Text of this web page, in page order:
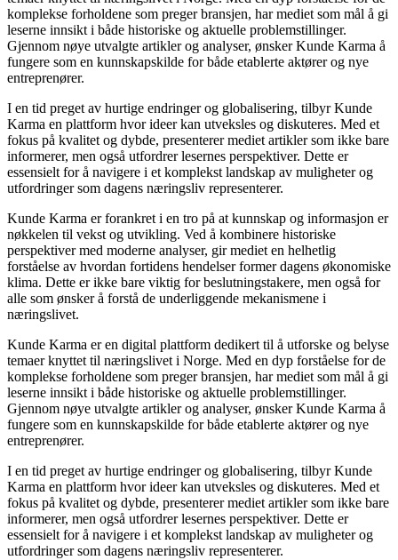
komplekse forholdene som preger bransjen, har mediet som mål å gi
leserne innsikt i både historiske og aktuelle problemstillinger.
Gjennom nøye utvalgte artikler og analyser, ønsker Kunde Karma å
fungere som en kunnskapskilde for både etablerte aktører og nye
entreprenører.
I en tid preget av hurtige endringer og globalisering, tilbyr Kunde
Karma en plattform hvor ideer kan utveksles og diskuteres. Med et
fokus på kvalitet og dybde, presenterer mediet artikler som ikke bare
informerer, men også utfordrer lesernes perspektiver. Dette er
essensielt for å navigere i et komplekst landskap av muligheter og
utfordringer som dagens næringsliv representerer.
Kunde Karma er forankret i en tro på at kunnskap og informasjon er
nøkkelen til vekst og utvikling. Ved å kombinere historiske
perspektiver med moderne analyser, gir mediet en helhetlig
forståelse av hvordan fortidens hendelser former dagens økonomiske
klima. Dette er ikke bare viktig for beslutningstakere, men også for
alle som ønsker å forstå de underliggende mekanismene i
næringslivet.
Kunde Karma er en digital plattform dedikert til å utforske og belyse
temaer knyttet til næringslivet i Norge. Med en dyp forståelse for de
komplekse forholdene som preger bransjen, har mediet som mål å gi
leserne innsikt i både historiske og aktuelle problemstillinger.
Gjennom nøye utvalgte artikler og analyser, ønsker Kunde Karma å
fungere som en kunnskapskilde for både etablerte aktører og nye
entreprenører.
I en tid preget av hurtige endringer og globalisering, tilbyr Kunde
Karma en plattform hvor ideer kan utveksles og diskuteres. Med et
fokus på kvalitet og dybde, presenterer mediet artikler som ikke bare
informerer, men også utfordrer lesernes perspektiver. Dette er
essensielt for å navigere i et komplekst landskap av muligheter og
utfordringer som dagens næringsliv representerer.